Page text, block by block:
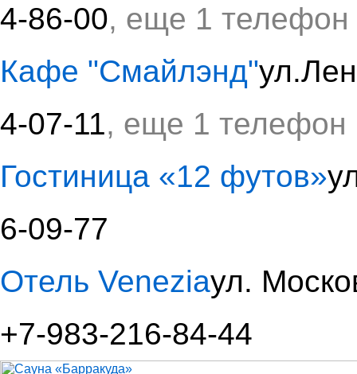
4-86-00, еще 1 телефон
Кафе "Смайлэнд"
4-07-11, еще 1 телефон
Гостиница «12 футов»
6-09-77
Отель Veneziaул.
+7-983-216-84-44